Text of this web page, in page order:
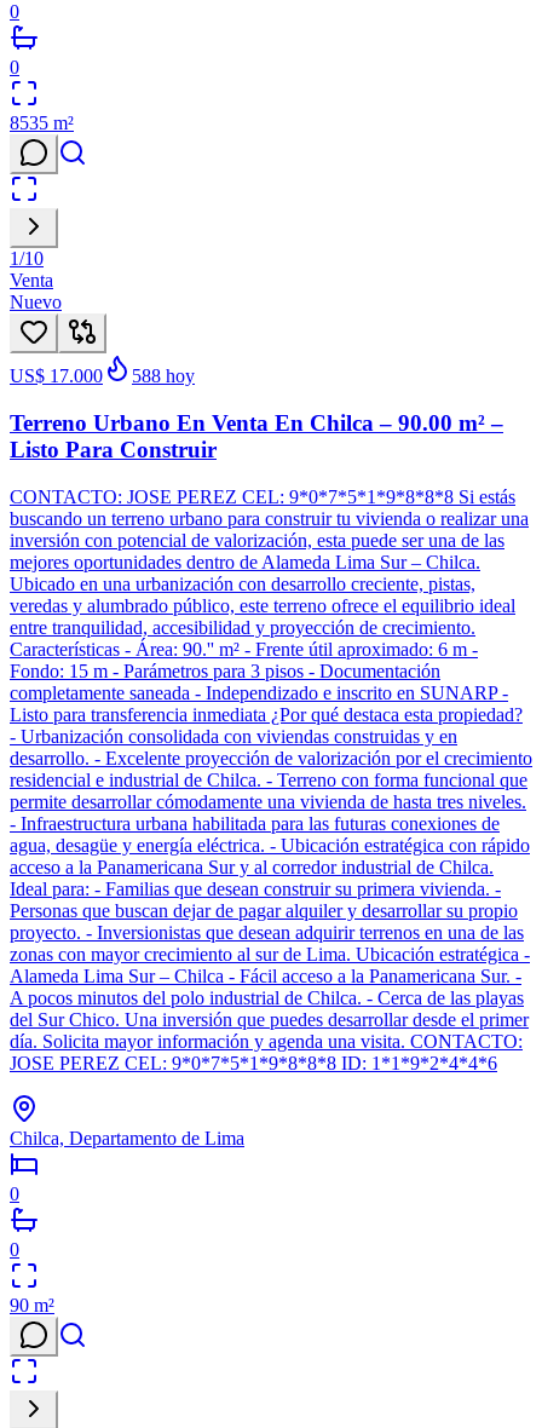
0
0
8535 m²
1/10
Venta
Nuevo
US$ 17.000 588 hoy
Terreno Urbano En Venta En Chilca – 90.00 m² –
Listo Para Construir
CONTACTO: JOSE PEREZ CEL: 9*0*7*5*1*9*8*8*8 Si estás
buscando un terreno urbano para construir tu vivienda o realizar una
inversión con potencial de valorización, esta puede ser una de las
mejores oportunidades dentro de Alameda Lima Sur – Chilca.
Ubicado en una urbanización con desarrollo creciente, pistas,
veredas y alumbrado público, este terreno ofrece el equilibrio ideal
entre tranquilidad, accesibilidad y proyección de crecimiento.
Características - Área: 90.'' m² - Frente útil aproximado: 6 m -
Fondo: 15 m - Parámetros para 3 pisos - Documentación
completamente saneada - Independizado e inscrito en SUNARP -
Listo para transferencia inmediata ¿Por qué destaca esta propiedad?
- Urbanización consolidada con viviendas construidas y en
desarrollo. - Excelente proyección de valorización por el crecimiento
residencial e industrial de Chilca. - Terreno con forma funcional que
permite desarrollar cómodamente una vivienda de hasta tres niveles.
- Infraestructura urbana habilitada para las futuras conexiones de
agua, desagüe y energía eléctrica. - Ubicación estratégica con rápido
acceso a la Panamericana Sur y al corredor industrial de Chilca.
Ideal para: - Familias que desean construir su primera vivienda. -
Personas que buscan dejar de pagar alquiler y desarrollar su propio
proyecto. - Inversionistas que desean adquirir terrenos en una de las
zonas con mayor crecimiento al sur de Lima. Ubicación estratégica -
Alameda Lima Sur – Chilca - Fácil acceso a la Panamericana Sur. -
A pocos minutos del polo industrial de Chilca. - Cerca de las playas
del Sur Chico. Una inversión que puedes desarrollar desde el primer
día. Solicita mayor información y agenda una visita. CONTACTO:
JOSE PEREZ CEL: 9*0*7*5*1*9*8*8*8 ID: 1*1*9*2*4*4*6
Chilca, Departamento de Lima
0
0
90 m²